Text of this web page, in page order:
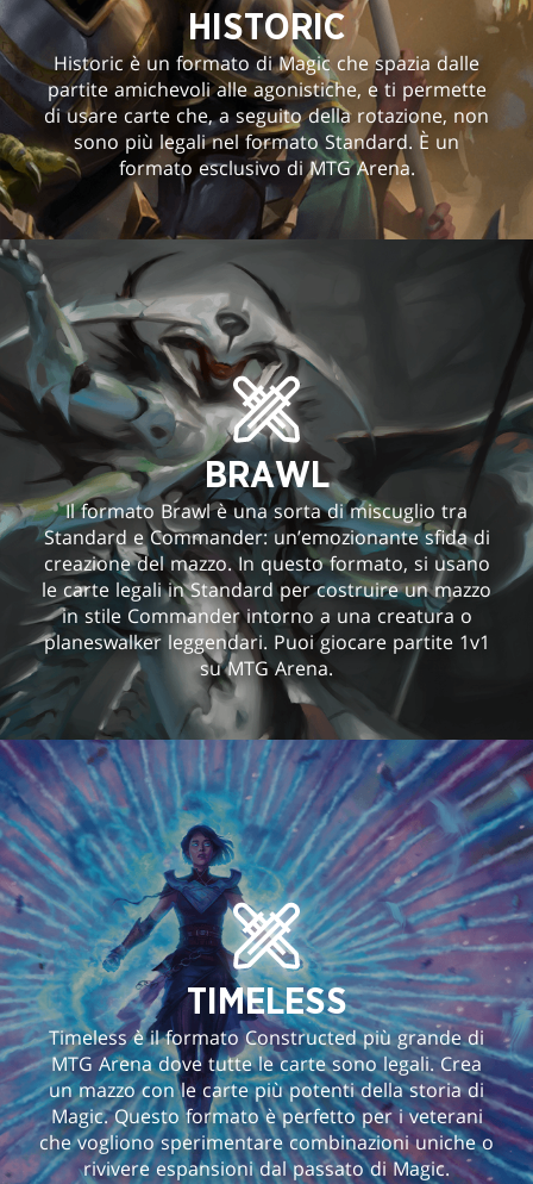
HISTORIC
Historic è un formato di Magic che spazia dalle
partite amichevoli alle agonistiche, e ti permette
di usare carte che, a seguito della rotazione, non
sono più legali nel formato Standard. È un
formato esclusivo di MTG Arena.
BRAWL
Il formato Brawl è una sorta di miscuglio tra
Standard e Commander: un’emozionante sfida di
creazione del mazzo. In questo formato, si usano
le carte legali in Standard per costruire un mazzo
in stile Commander intorno a una creatura o
planeswalker leggendari. Puoi giocare partite 1v1
su MTG Arena.
TIMELESS
Timeless è il formato Constructed più grande di
MTG Arena dove tutte le carte sono legali. Crea
un mazzo con le carte più potenti della storia di
Magic. Questo formato è perfetto per i veterani
che vogliono sperimentare combinazioni uniche o
rivivere espansioni dal passato di Magic.